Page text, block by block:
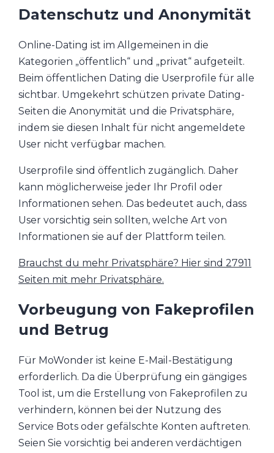
Datenschutz und Anonymität
Online-Dating ist im Allgemeinen in die
Kategorien „öffentlich“ und „privat“ aufgeteilt.
Beim öffentlichen Dating die Userprofile für alle
sichtbar. Umgekehrt schützen private Dating-
Seiten die Anonymität und die Privatsphäre,
indem sie diesen Inhalt für nicht angemeldete
User nicht verfügbar machen.
Userprofile sind öffentlich zugänglich. Daher
kann möglicherweise jeder Ihr Profil oder
Informationen sehen. Das bedeutet auch, dass
User vorsichtig sein sollten, welche Art von
Informationen sie auf der Plattform teilen.
Brauchst du mehr Privatsphäre? Hier sind 27911
Seiten mit mehr Privatsphäre.
Vorbeugung von Fakeprofilen
und Betrug
Für MoWonder ist keine E-Mail-Bestätigung
erforderlich. Da die Überprüfung ein gängiges
Tool ist, um die Erstellung von Fakeprofilen zu
verhindern, können bei der Nutzung des
Service Bots oder gefälschte Konten auftreten.
Seien Sie vorsichtig bei anderen verdächtigen